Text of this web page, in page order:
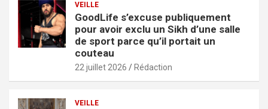
VEILLE
GoodLife s’excuse publiquement
pour avoir exclu un Sikh d’une salle
de sport parce qu’il portait un
couteau
22 juillet 2026 Rédaction
VEILLE